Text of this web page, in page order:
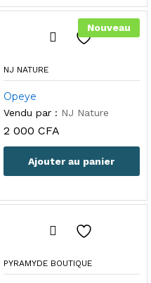
Nouveau
NJ NATURE
Opeye
Vendu par : NJ Nature
2 000 CFA
Ajouter au panier
PYRAMYDE BOUTIQUE